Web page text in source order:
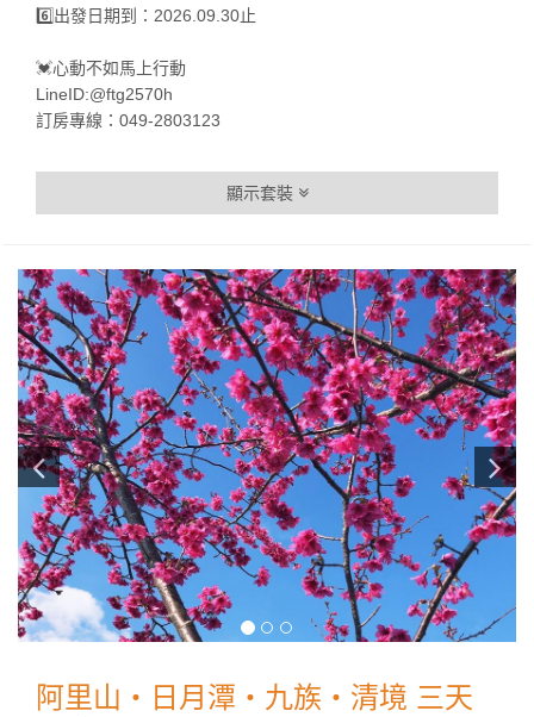
6️⃣出發日期到：2026.09.30止
💓心動不如馬上行動
LineID:@ftg2570h
訂房專線：049-2803123
顯示套裝
阿里山・日月潭・九族・清境 三天